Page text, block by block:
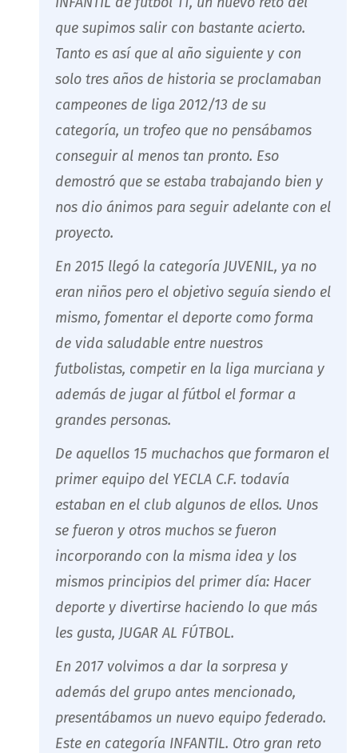
que supimos salir con bastante acierto.
Tanto es así que al año siguiente y con
solo tres años de historia se proclamaban
campeones de liga 2012/13 de su
categoría, un trofeo que no pensábamos
conseguir al menos tan pronto. Eso
demostró que se estaba trabajando bien y
nos dio ánimos para seguir adelante con el
proyecto.
En 2015 llegó la categoría JUVENIL, ya no
eran niños pero el objetivo seguía siendo el
mismo, fomentar el deporte como forma
de vida saludable entre nuestros
futbolistas, competir en la liga murciana y
además de jugar al fútbol el formar a
grandes personas.
De aquellos 15 muchachos que formaron el
primer equipo del YECLA C.F. todavía
estaban en el club algunos de ellos. Unos
se fueron y otros muchos se fueron
incorporando con la misma idea y los
mismos principios del primer día: Hacer
deporte y divertirse haciendo lo que más
les gusta, JUGAR AL FÚTBOL.
En 2017 volvimos a dar la sorpresa y
además del grupo antes mencionado,
presentábamos un nuevo equipo federado.
Este en categoría INFANTIL. Otro gran reto